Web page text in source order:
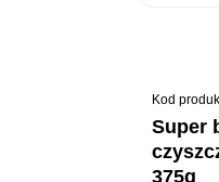
Kod
super benek puder do
375g